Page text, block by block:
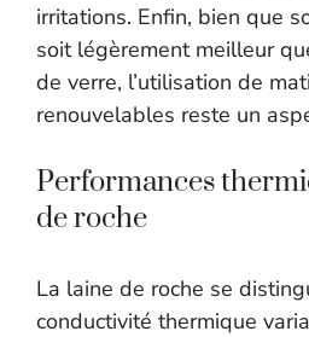
irritations. Enfin, bien que
soit légèrement meilleur
de verre, l’utilisation de
renouvelables reste un
Performances
de roche
La laine de roche se
conductivité thermique